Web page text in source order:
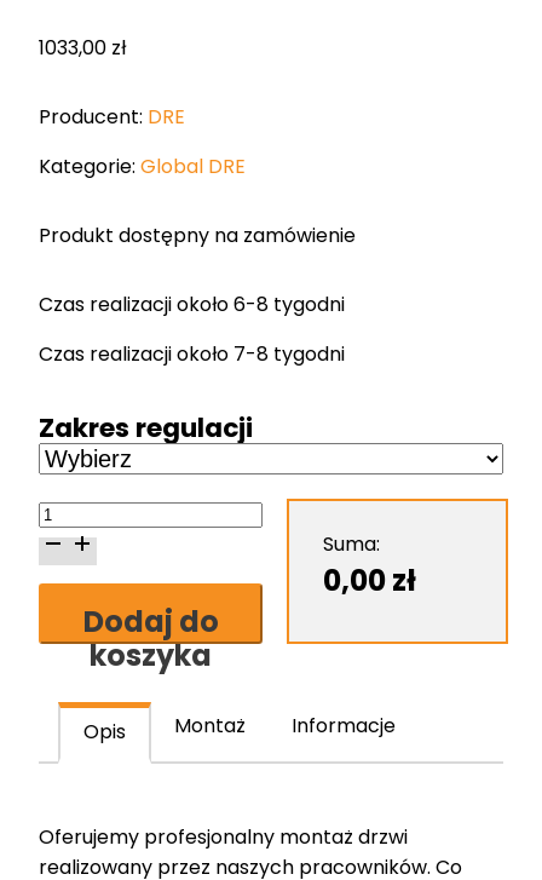
1033,00 zł
Producent: DRE
Kategorie: Global DRE
Produkt dostępny na zamówienie
Czas realizacji około 6-8 tygodni
Czas realizacji około 7-8 tygodni
Zakres regulacji
ilość
Ościeżnica
bezprzylgowa
HiglossDodaj do
koszyka
Suma:
0,00zł
Opis Montaż Informacje
Oferujemy profesjonalny montaż drzwi
realizowany przez naszych pracowników. Co